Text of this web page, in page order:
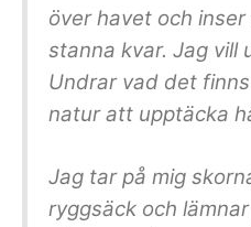
över havet och
stanna kvar. Jag vill
Undrar vad det
natur att upptäcka
Jag tar på mig
ryggsäck och